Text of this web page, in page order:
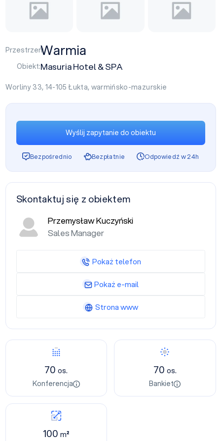
Przestrzeń:Warmia
Obiekt:Masuria Hotel & SPA
Worliny 33, 14-105Łukta, warmińsko-mazurskie
70os.
Konferencja
70 os.
Bankiet
100m²
Wyślij zapytanie do obiektu
Bezpośrednio Bezpłatnie Odpowiedź w 24h
Skontaktuj się z obiektem
Przemysław Kuczyński
Sales Manager
Pokaż telefon
Pokaż e-mail
Strona www